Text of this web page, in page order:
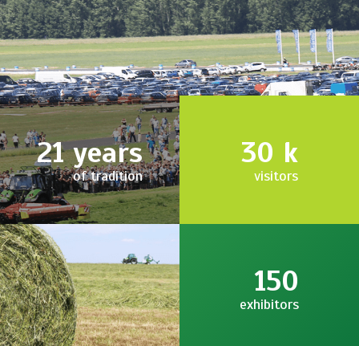
21years
of tradition
30 k
visitors
150
exhibitors